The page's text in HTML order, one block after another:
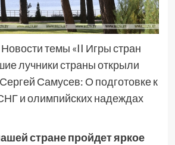
темы «II Игры стран
лучники страны открыли
Самусев: О подготовке к
и олимпийских надеждах
стране пройдет яркое